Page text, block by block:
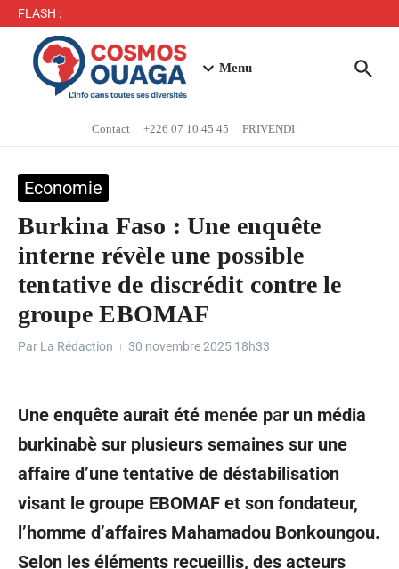
FLASH :
Mbappé entre dans l’histoire des Bleus
Menu
Contact +226 07 10 45 45 FRIVENDI
Economie
Burkina Faso : Une enquête
interne révèle une possible
tentative de discrédit contre le
groupe EBOMAF
Par La Rédaction 30 novembre 2025 18h33
Une enquête aurait été menée par un média
burkinabè sur plusieurs semaines sur une
affaire d’une tentative de déstabilisation
visant le groupe EBOMAF et son fondateur,
l’homme d’affaires Mahamadou Bonkoungou.
Selon les éléments recueillis, des acteurs